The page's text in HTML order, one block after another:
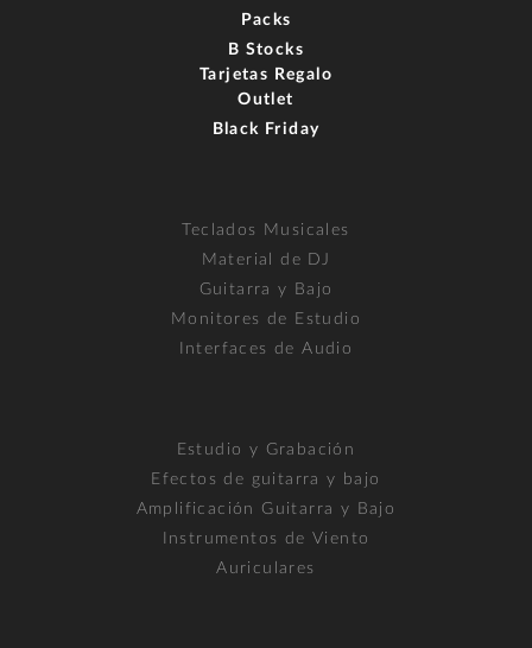
Packs
B Stocks
Tarjetas Regalo
Outlet
Black Friday
Teclados Musicales
Material de DJ
Guitarra y Bajo
Monitores de Estudio
Interfaces de Audio
Estudio y Grabación
Efectos de guitarra y bajo
Amplificación Guitarra y Bajo
Instrumentos de Viento
Auriculares